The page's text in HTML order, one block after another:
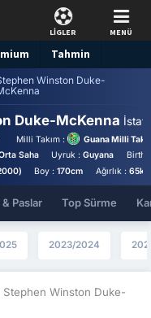
LİGLER MENÜ
Tahmin
Winston Duke-
Duke-McKenna
Milli Takım :
Guana Milli
Saha Uyruk :Guyana
Boy :170cm Ağırlık : 65kg
Paslar Top Sürme
2023/2024
Stephen Winston Duke-